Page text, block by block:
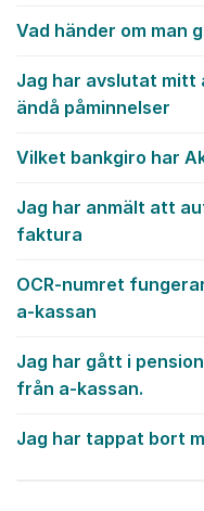
Vad händer om man
Jag har avslutat mitt
ändå påminnelser
Vilket bankgiro har
Jag har anmält att
faktura
OCR-numret
a-kassan
Jag har gått i
från a-kassan.
Jag har tappat bort